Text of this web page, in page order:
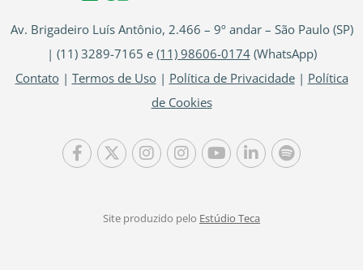
Av. Brigadeiro Luís Antônio, 2.466 – 9º andar – São Paulo (SP)
| (11) 3289-7165 e (11) 98606-0174(WhatsApp)
Contato| Termos de Uso| Política de Privacidade| Política
de Cookies
Site produzido pelo Estúdio Teca